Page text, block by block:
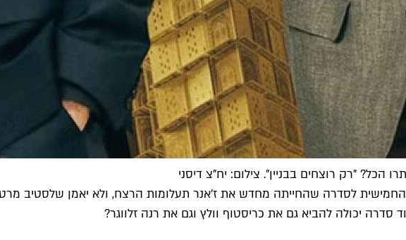
הכל? "רק רוצחים בבניין". צילום: יח"צ דיסני
לסדרה שהחייתה מחדש את ז'אנר תעלומות הרצח, ולא יאמן שלסטיב
סדרה יכולה להביא גם את כריסטוף וולץ וגם את רנה זלווגר?